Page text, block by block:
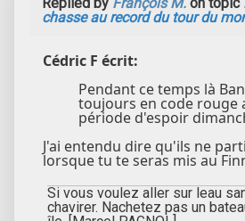
Replied by François M. on topic
chasse au record du tour du
Cédric F écrit:
Pendant ce temps là
toujours en code rouge
période d'espoir
J'ai entendu dire qu'ils ne
lorsque tu te seras mis au
Si vous voulez aller sur leau
chavirer. Nachetez pas un